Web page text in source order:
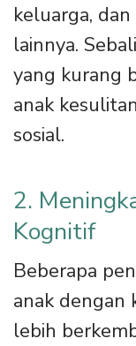
keluarga,
lainnya.
yang kurang
anak
sosial.
2.
Kognitif
Beberapa
anak dengan
lebih